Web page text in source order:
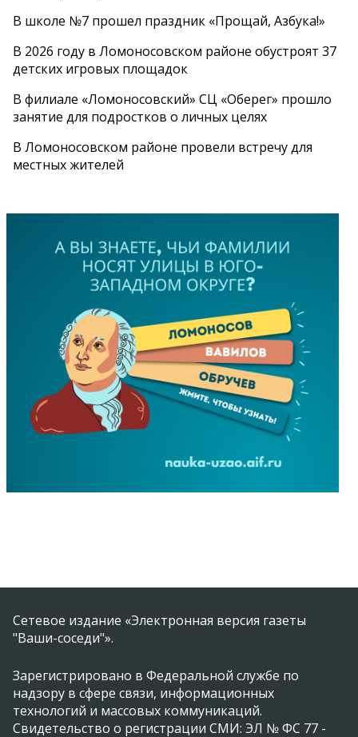
В школе №7 прошел праздник «Прощай, Азбука!»
В 2026 году в Ломоносовском районе обустроят 37
детских игровых площадок
В филиале «Ломоносовский» СЦ «Оберег» прошло
занятие для подростков о личных целях
В Ломоносовском районе провели встречу для
местных жителей
Сетевое издание «Электронная версия газеты
"Ваши-соседи"».
Зарегистрировано в Федеральной службе по
надзору в сфере связи, информационных
технологий и массовых коммуникаций.
Свидетельство о регистрации СМИ: ЭЛ № ФС 77 -